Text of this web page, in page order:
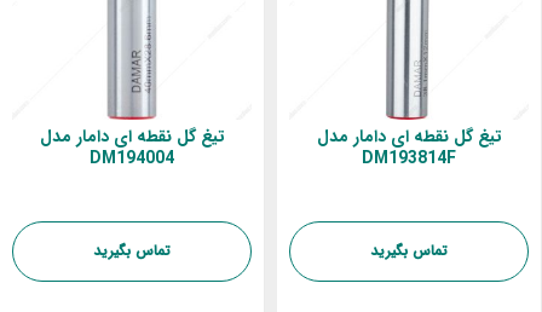
تیغ گل نقطه ای دامار مدل
DM193814F
تماس بگیرید
تیغ گل نقطه ای دامار مدل
DM194004
تماس بگیرید